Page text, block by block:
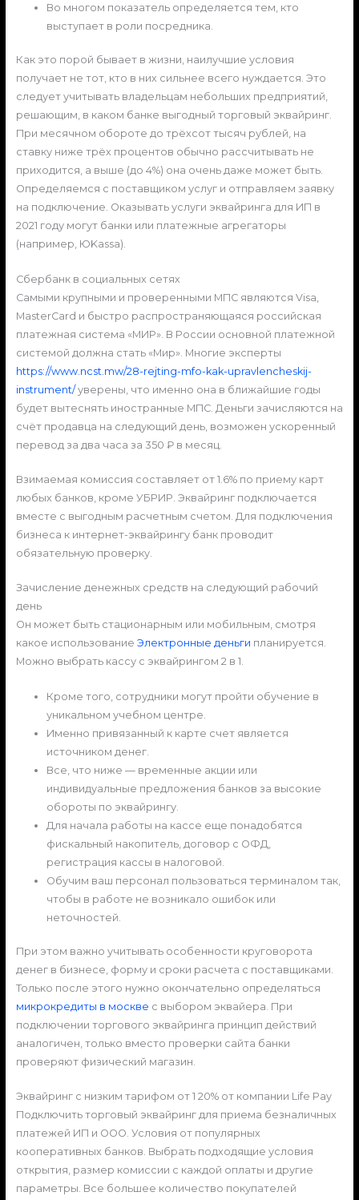
Во многом показатель определяется тем, кто
выступает в роли посредника.
Как это порой бывает в жизни, наилучшие условия
получает не тот, кто в них сильнее всего нуждается. Это
следует учитывать владельцам небольших предприятий,
решающим, в каком банке выгодный торговый эквайринг.
При месячном обороте до трёхсот тысяч рублей, на
ставку ниже трёх процентов обычно рассчитывать не
приходится, а выше (до 4%) она очень даже может быть.
Определяемся с поставщиком услуг и отправляем заявку
на подключение. Оказывать услуги эквайринга для ИП в
2021 году могут банки или платежные агрегаторы
(например, ЮKassa).
Сбербанк в социальных сетях
Самыми крупными и проверенными МПС являются Visa,
MasterCard и быстро распространяющаяся российская
платежная система «МИР». В России основной платежной
системой должна стать «Мир». Многие эксперты
https://www.ncst.mw/28-rejting-mfo-kak-upravlencheskij-
instrument/уверены, что именно она в ближайшие годы
будет вытеснять иностранные МПС. Деньги зачисляются на
счёт продавца на следующий день, возможен ускоренный
перевод за два часа за 350 ₽ в месяц.
Взимаемая комиссия составляет от 1.6% по приему карт
любых банков, кроме УБРИР. Эквайринг подключается
вместе с выгодным расчетным счетом. Для подключения
бизнеса к интернет-эквайрингу банк проводит
обязательную проверку.
Зачисление денежных средств на следующий рабочий
день
Он может быть стационарным или мобильным, смотря
какое использование Электронные деньги планируется.
Можно выбрать кассу с эквайрингом 2 в 1.
Кроме того, сотрудники могут пройти обучение в
уникальном учебном центре.
Именно привязанный к карте счет является
источником денег.
Все, что ниже — временные акции или
индивидуальные предложения банков за высокие
обороты по эквайрингу.
Для начала работы на кассе еще понадобятся
фискальный накопитель, договор с ОФД,
регистрация кассы в налоговой.
Обучим ваш персонал пользоваться терминалом так,
чтобы в работе не возникало ошибок или
неточностей.
При этом важно учитывать особенности круговорота
денег в бизнесе, форму и сроки расчета с поставщиками.
Только после этого нужно окончательно определяться
микрокредиты в москве с выбором эквайера. При
подключении торгового эквайринга принцип действий
аналогичен, только вместо проверки сайта банки
проверяют физический магазин.
Эквайринг с низким тарифом от 1 20% от компании Life Pay
Подключить торговый эквайринг для приема безналичных
платежей ИП и ООО. Условия от популярных
кооперативных банков. Выбрать подходящие условия
открытия, размер комиссии с каждой оплаты и другие
параметры. Все большее количество покупателей